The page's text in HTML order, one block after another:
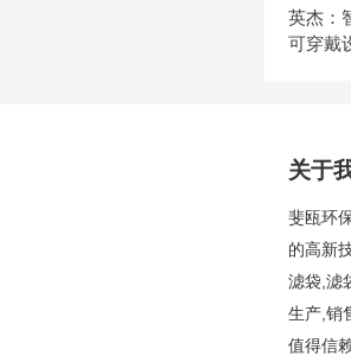
英杰：
可穿戴
关于
斐瓯环
的高新
滤袋,滤
生产,销
值得信